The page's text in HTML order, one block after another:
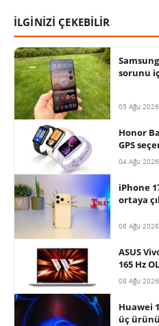
İLGİNİZİ ÇEKEBİLİR
sorunu
05 Ağu 2026
Honor
GPS
04 Ağu 2026
iPhone
ortaya
08 Ağu 2026
ASUS
165 Hz
08 Ağu 2026
Huawei
üç